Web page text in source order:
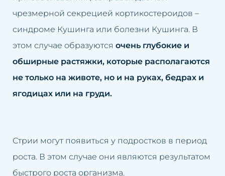
чрезмерной секрецией кортикостероидов –
синдроме Кушинга или болезни Кушинга. В
этом случае образуются очень глубокие и
обширные растяжки, которые располагаются
не только на животе, но и на руках, бедрах и
ягодицах или на груди.
Стрии могут появиться у подростков в период
роста. В этом случае они являются результатом
быстрого роста организма.